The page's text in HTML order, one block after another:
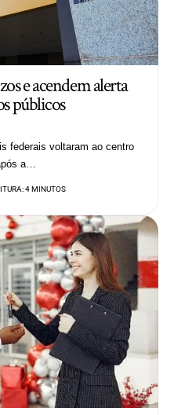
e acendem alerta
públicos
federais voltaram ao centro
a…
4 MINUTOS